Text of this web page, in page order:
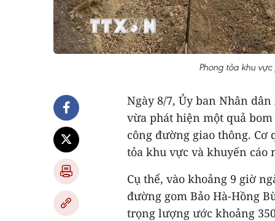
Phong tỏa khu
Ngày 8/7, Ủy ban Nhân
vừa phát hiện một quả
công đường giao thông.
tỏa khu vực và khuyến
Cụ thể, vào khoảng 9 giờ
đường gom Bảo Hà-Hồng
trọng lượng ước khoảng